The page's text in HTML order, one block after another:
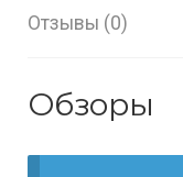
Отзывы (0)
Обзоры